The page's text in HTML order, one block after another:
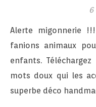
Alerte migonnerie !!! Vous allez adorer ce DIY de
fanions animaux
enfants.
mots doux qui les
superbe déco